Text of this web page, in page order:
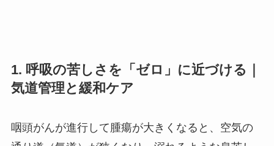
1. 呼吸の苦しさを「ゼロ」に近づける｜
気道管理と緩和ケア
咽頭がんが進行して腫瘍が大きくなると、空気の